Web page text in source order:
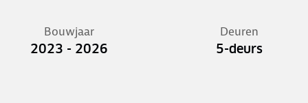
Bouwjaar
2023 - 2026
Deuren
5-deurs